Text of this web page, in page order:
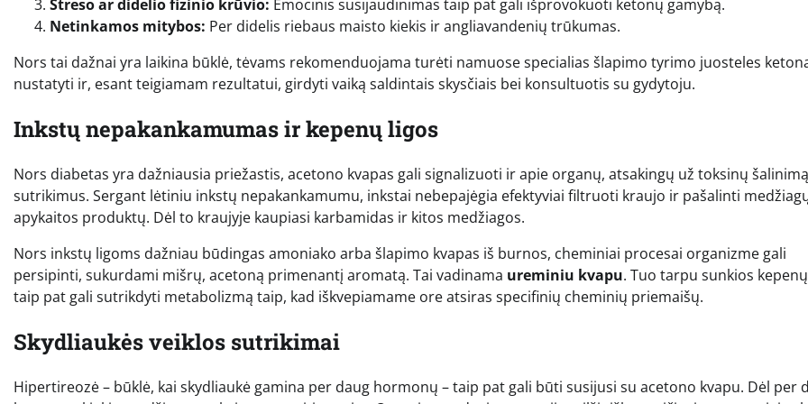
Streso ar didelio fizinio krūvio: Emocinis susijaudinimas taip pat gali išprovokuoti ketonų gamybą.
Netinkamos mitybos: Per didelis riebaus maisto kiekis ir angliavandenių trūkumas.
Nors tai dažnai yra laikina būklė, tėvams rekomenduojama turėti namuose specialias šlapimo tyrimo juosteles
nustatyti ir, esant teigiamam rezultatui, girdyti vaiką saldintais skysčiais bei konsultuotis su gydytoju.
Inkstų nepakankamumas ir kepenų ligos
Nors diabetas yra dažniausia priežastis, acetono kvapas gali signalizuoti ir apie organų, atsakingų už toksinų
sutrikimus. Sergant lėtiniu inkstų nepakankamumu, inkstai nebepajėgia efektyviai filtruoti kraujo ir pašalinti
apykaitos produktų. Dėl to kraujyje kaupiasi karbamidas ir kitos medžiagos.
Nors inkstų ligoms dažniau būdingas amoniako arba šlapimo kvapas iš burnos, cheminiai procesai organizme gali
persipinti, sukurdami mišrų, acetoną primenantį aromatą. Tai vadinama ureminiu kvapu. Tuo tarpu sunkios
taip pat gali sutrikdyti metabolizmą taip, kad iškvepiamame ore atsiras specifinių cheminių priemaišų.
Skydliaukės veiklos sutrikimai
Hipertireozė – būklė, kai skydliaukė gamina per daug hormonų – taip pat gali būti susijusi su acetono kvapu. Dėl per